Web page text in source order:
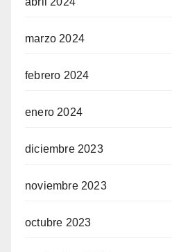
marzo 2024
febrero 2024
enero 2024
diciembre 2023
noviembre 2023
octubre 2023